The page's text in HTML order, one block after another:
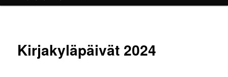
Kirjakyläpäivät 2024